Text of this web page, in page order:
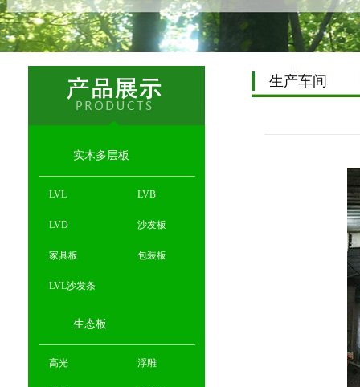
实木多层板
LVL LVB
LVD 沙发板
家具板 包装板
LVL沙发条
生态板
高光 浮雕
生产车间